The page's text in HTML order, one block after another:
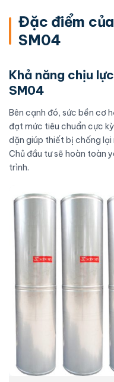
Đặc điểm
SM04
Khả năng chịu
SM04
Bên cạnh đó, sức bền cơ
đạt mức tiêu chuẩn cực
dặn giúp thiết bị chống
Chủ đầu tư sẽ hoàn toàn
trình.